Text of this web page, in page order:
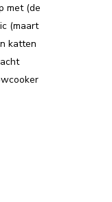
met (de
(maart
katten